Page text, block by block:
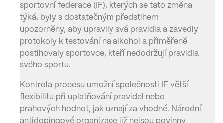
sportovní federace (IF), kterých se tato změna
týká, byly s dostatečným předstihem
upozorněny, aby upravily svá pravidla a zavedly
protokoly k testování na alkohol a přiměřeně
postihovaly sportovce, kteří nedodržují pravidla
svého sportu.
Kontrola procesu umožní společnosti IF větší
flexibilitu při uplatňování pravidel nebo
prahových hodnot, jak uznají za vhodné. Národní
antidopingové organizace již nejsou povinny